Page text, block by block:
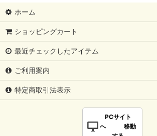
ホーム
ショッピングカート
最近チェックしたアイテム
ご利用案内
特定商取引法表示
PCサイト
へ 移動